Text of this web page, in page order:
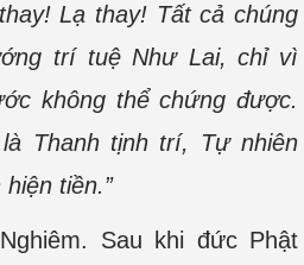
Lạ thay! Tất cả chúng
trí tuệ Như Lai, chỉ vì
không thể chứng được.
Thanh tịnh trí, Tự nhiên
tiền.”
Sau khi đức Phật